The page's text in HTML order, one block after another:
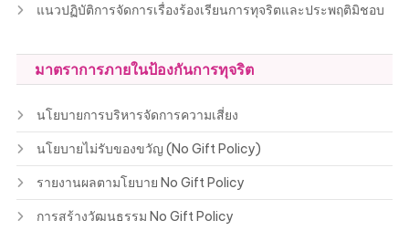
แนวปฏิบัติการจัดการเรื่องร้องเรียนการทุจริตและประพฤติมิชอบ
มาตราการภายในป้องกันการทุจริต
นโยบายการบริหารจัดการความเสี่ยง
นโยบายไม่รับของขวัญ (No Gift Policy)
รายงานผลตามโยบาย No Gift Policy
การสร้างวัฒนธรรม No Gift Policy